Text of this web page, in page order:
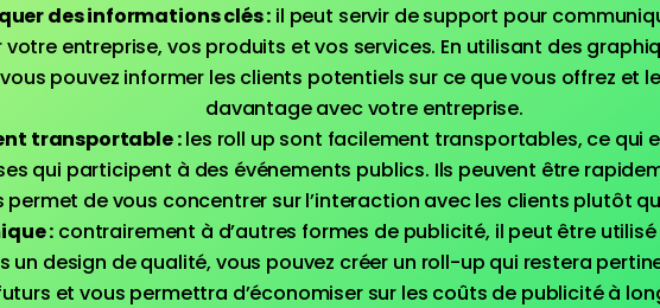
des informations clés : il peut servir de support pour
entreprise, vos produits et vos services. En utilisant des
pouvez informer les clients potentiels sur ce que vous offrez et
davantage avec votre entreprise.
transportable :les roll up sont facilement transportables, ce qui
qui participent à des événements publics. Ils peuvent être
permet de vous concentrer sur l’interaction avec les clients plutôt
: contrairement à d’autres formes de publicité, il peut être utilisé
un design de qualité, vous pouvez créer un roll-up qui restera
et vous permettra d’économiser sur les coûts de publicité à